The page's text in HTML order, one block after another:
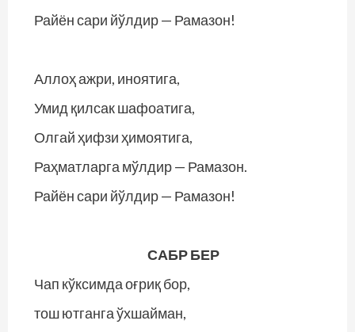
Райён сари йўлдир — Рамазон!
Аллоҳ ажри, иноятига,
Умид қилсак шафоатига,
Олгай ҳифзи ҳимоятига,
Раҳматларга мўлдир — Рамазон.
Райён сари йўлдир — Рамазон!
САБР БЕР
Чап кўксимда оғриқ бор,
тош ютганга ўхшайман,